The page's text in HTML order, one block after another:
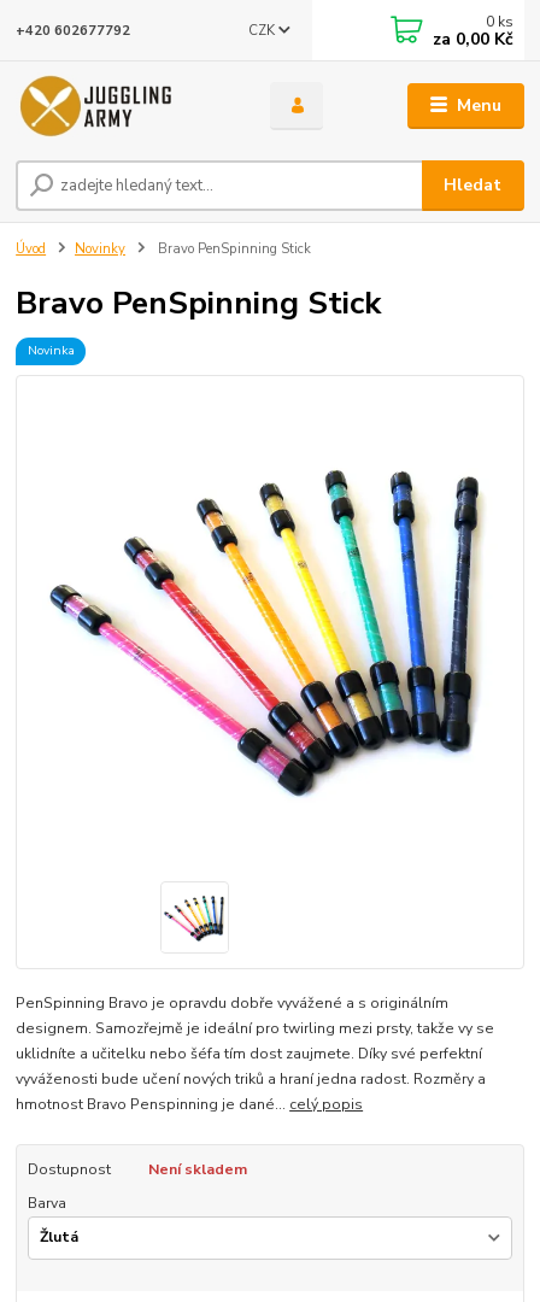
Menu
CZK
Hledat
+420 602677792 0 ks
za 0,00 Kč
Úvod Novinky Bravo PenSpinning Stick
Bravo PenSpinning Stick
Novinka
PenSpinning Bravo je opravdu dobře vyvážené a s originálním
designem. Samozřejmě je ideální pro twirling mezi prsty, takže vy se
uklidníte a učitelku nebo šéfa tím dost zaujmete. Díky své perfektní
vyváženosti bude učení nových triků a hraní jedna radost. Rozměry a
hmotnost Bravo Penspinning je dané... celý popis
Dostupnost
Není skladem
Barva